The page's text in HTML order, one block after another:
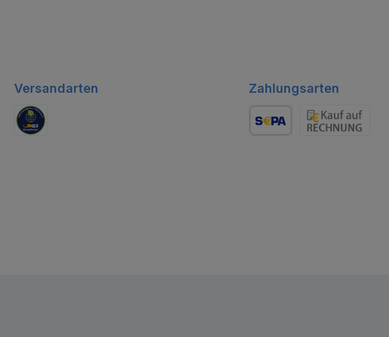
Versandarten Zahlungsarten